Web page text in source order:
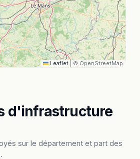
Leaflet © OpenStreetMap
d'infrastructure
sur le département et part des